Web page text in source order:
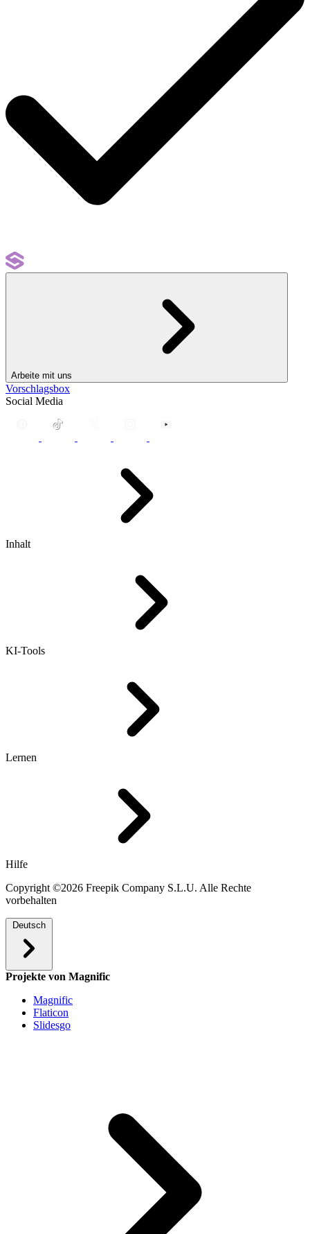
Arbeite mit uns
Vorschlagsbox
Social Media
Inhalt
KI-Tools
Lernen
Hilfe
Copyright ©2026 Freepik Company S.L.U. Alle Rechte
vorbehalten
Deutsch
Projekte von Magnific
Magnific
Flaticon
Slidesgo